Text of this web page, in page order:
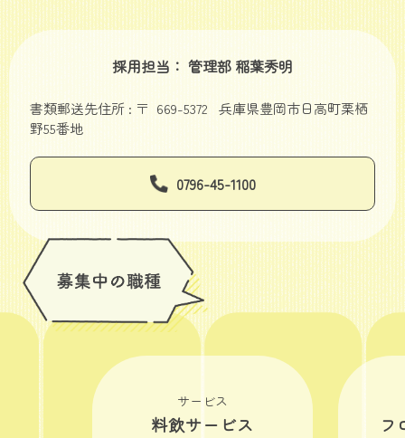
採用担当： 管理部 稲葉秀明
書類郵送先住所 : 〒 669-5372 兵庫県豊岡市日高町栗栖
野55番地
0796-45-1100
サービス
料飲サービス フ